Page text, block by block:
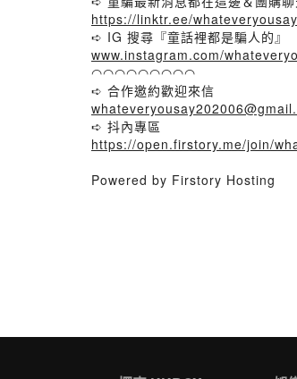
https://linktr.ee/
➪ IG 搜尋『童話裡都是騙人的』
www.instagram.com/
◠◠◠◠◠◠◠◠◠
➪ 合作邀約歡迎來信
➪ 抖內專區
https://open.firstory.me/join/
Powered by Firstory Hosting